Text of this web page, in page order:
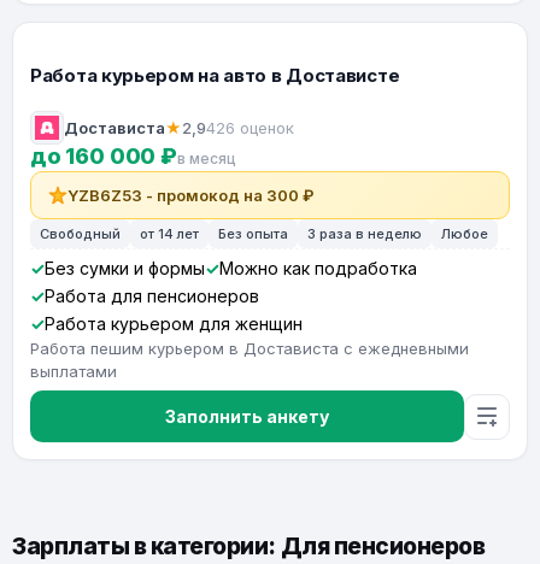
Работа курьером на авто в Достависте
Достависта★2,9426 оценок
до 160 000 ₽в месяц
YZB6Z53 - промокод на 300 ₽
Свободный от 14 лет Без опыта 3 раза в неделю Любое
Без сумки и формы
Можно как подработка
Работа для пенсионеров
Работа курьером для женщин
Работа пешим курьером в Достависта с ежедневными
выплатами
Заполнить анкету
Зарплаты в категории: Для пенсионеров